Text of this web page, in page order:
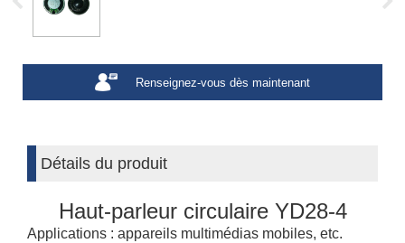
Renseignez-vous dès maintenant
Détails du produit
Haut-parleur circulaire YD28-4
Applications : appareils multimédias mobiles, etc.